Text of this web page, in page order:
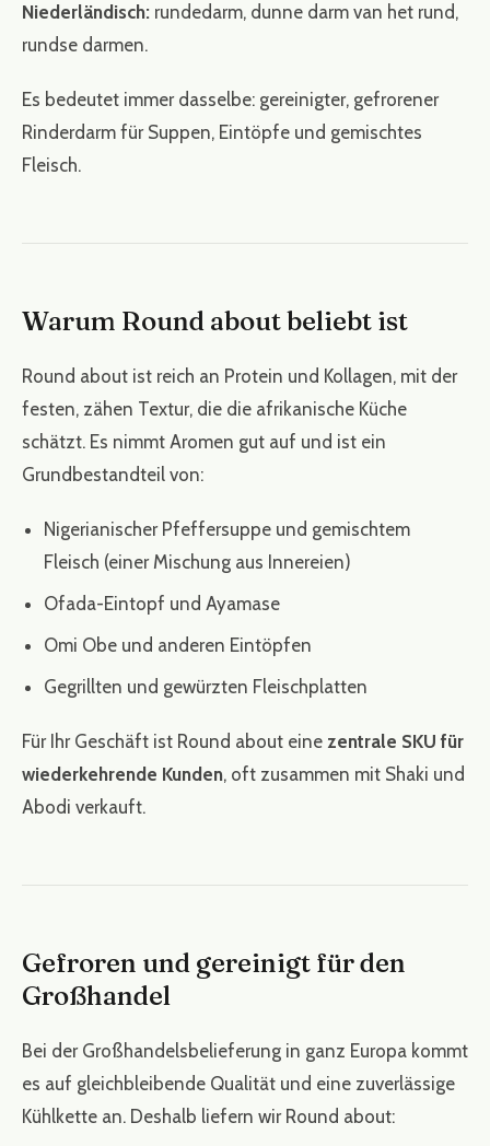
Niederländisch: rundedarm, dunne darm van het rund,
rundse darmen.
Es bedeutet immer dasselbe: gereinigter, gefrorener
Rinderdarm für Suppen, Eintöpfe und gemischtes
Fleisch.
Warum Round about beliebt ist
Round about ist reich an Protein und Kollagen, mit der
festen, zähen Textur, die die afrikanische Küche
schätzt. Es nimmt Aromen gut auf und ist ein
Grundbestandteil von:
Nigerianischer Pfeffersuppe und gemischtem
Fleisch (einer Mischung aus Innereien)
Ofada-Eintopf und Ayamase
Omi Obe und anderen Eintöpfen
Gegrillten und gewürzten Fleischplatten
Für Ihr Geschäft ist Round about eine zentrale SKU für
wiederkehrende Kunden, oft zusammen mit Shaki und
Abodi verkauft.
Gefroren und gereinigt für den
Großhandel
Bei der Großhandelsbelieferung in ganz Europa kommt
es auf gleichbleibende Qualität und eine zuverlässige
Kühlkette an. Deshalb liefern wir Round about: